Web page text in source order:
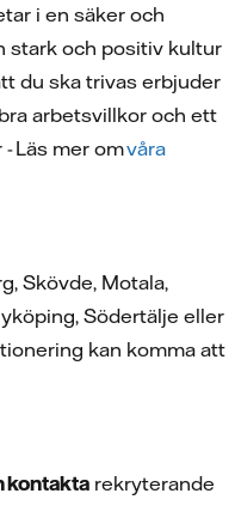
i en säker och
stark och positiv kultur
du ska trivas erbjuder
arbetsvillkor och ett
Läs mer omvåra
Skövde, Motala,
Södertälje eller
kan komma att
kontakta rekryterande